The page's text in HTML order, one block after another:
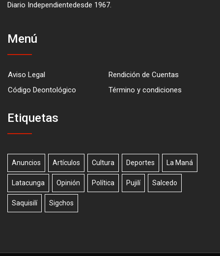
Diario Independientedesde 1967.
Menú
Aviso Legal
Rendición de Cuentas
Código Deontológico
Término y condiciones
Etiquetas
Anuncios Artículos Cultura Deportes La Maná
Latacunga Opinión Política Pujilí Salcedo
Saquisilí Sigchos